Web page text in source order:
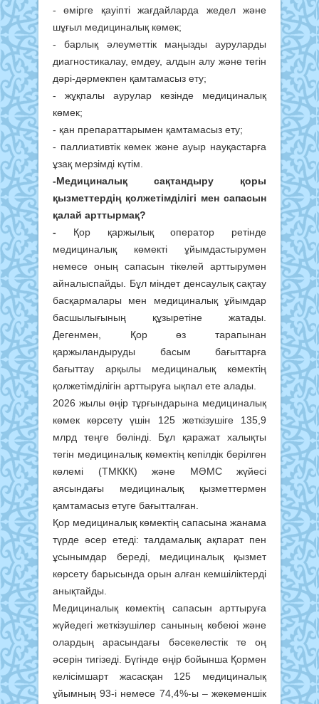
- өмірге қауіпті жағдайларда жедел және
шұғыл медициналық көмек;
- барлық әлеуметтік маңызды ауруларды
диагностикалау, емдеу, алдын алу және тегін
дәрі-дәрмекпен қамтамасыз ету;
- жұқпалы аурулар кезінде медициналық
көмек;
- қан препараттарымен қамтамасыз ету;
- паллиативтік көмек және ауыр науқастарға
ұзақ мерзімді күтім.
-Медициналық сақтандыру қоры
қызметтердің қолжетімділігі мен сапасын
қалай арттырмақ?
- Қор қаржылық оператор ретінде
медициналық көмекті ұйымдастырумен
немесе оның сапасын тікелей арттырумен
айналыспайды. Бұл міндет денсаулық сақтау
басқармалары мен медициналық ұйымдар
басшылығының құзыретіне жатады.
Дегенмен, Қор өз тарапынан
қаржыландыруды басым бағыттарға
бағыттау арқылы медициналық көмектің
қолжетімділігін арттыруға ықпал ете алады.
2026 жылы өңір тұрғындарына медициналық
көмек көрсету үшін 125 жеткізушіге 135,9
млрд теңге бөлінді. Бұл қаражат халықты
тегін медициналық көмектің кепілдік берілген
көлемі (ТМККК) және МӘМС жүйесі
аясындағы медициналық қызметтермен
қамтамасыз етуге бағытталған.
Қор медициналық көмектің сапасына жанама
түрде әсер етеді: талдамалық ақпарат пен
ұсынымдар береді, медициналық қызмет
көрсету барысында орын алған кемшіліктерді
анықтайды.
Медициналық көмектің сапасын арттыруға
жүйедегі жеткізушілер санының көбеюі және
олардың арасындағы бәсекелестік те оң
әсерін тигізеді. Бүгінде өңір бойынша Қормен
келісімшарт жасасқан 125 медициналық
ұйымның 93-і немесе 74,4%-ы – жекеменшік